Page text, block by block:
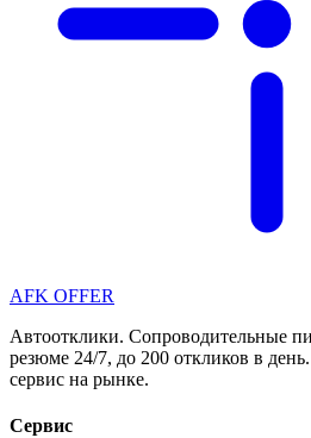
AFK OFFER
Автоотклики. Сопроводительные
резюме 24/7, до 200 откликов в
сервис на рынке.
Сервис